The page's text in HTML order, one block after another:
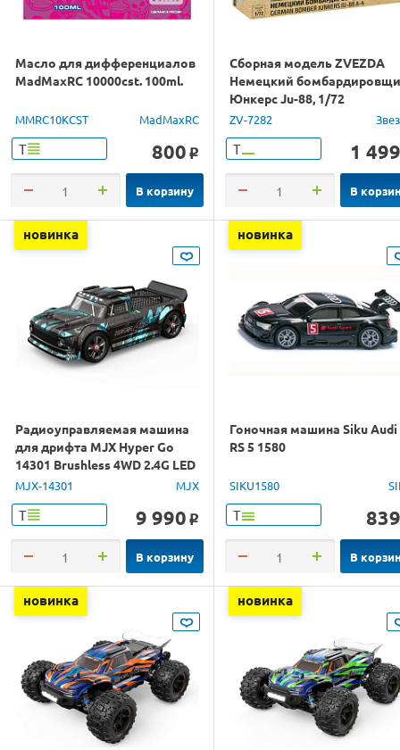
Масло для дифференциалов
MadMaxRC 10000cst. 100ml.
MMRC10KCST MadMaxRC
Т 800 o
В корзину
Сборная модель ZVEZDA
Немецкий
Юнкерс Ju-88, 1/72
ZV-7282
Т 1 499
В
новинка
Радиоуправляемая машина
для дрифта MJX Hyper Go
14301 Brushless 4WD 2.4G LED
1/14 RTR
MJX-14301 MJX
Т 9 990 o
В корзину
новинка
Гоночная машина Siku Audi
RS 5 1580
SIKU1580
Т 839
В
новинка новинка